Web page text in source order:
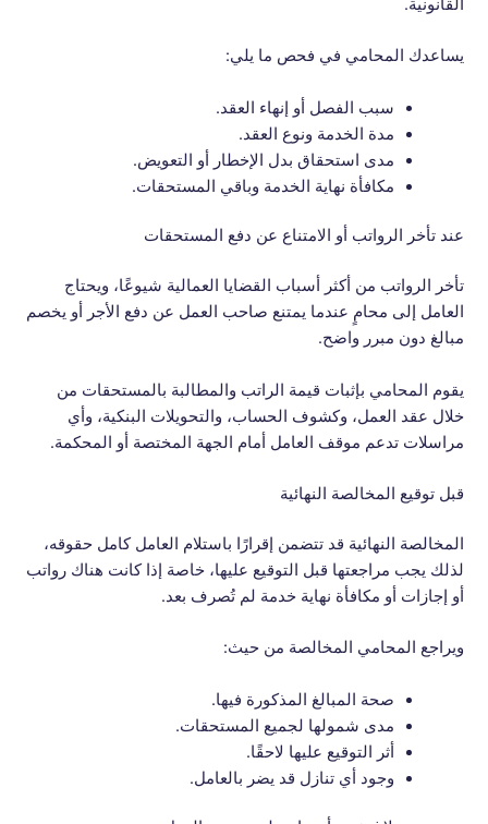
القانونية.
يساعدك المحامي في فحص ما يلي:
سبب الفصل أو إنهاء العقد.
مدة الخدمة ونوع العقد.
مدى استحقاق بدل الإخطار أو التعويض.
مكافأة نهاية الخدمة وباقي المستحقات.
عند تأخر الرواتب أو الامتناع عن دفع المستحقات
تأخر الرواتب من أكثر أسباب القضايا العمالية شيوعًا، ويحتاج
العامل إلى محامٍ عندما يمتنع صاحب العمل عن دفع الأجر أو يخصم
مبالغ دون مبرر واضح.
يقوم المحامي بإثبات قيمة الراتب والمطالبة بالمستحقات من
خلال عقد العمل، وكشوف الحساب، والتحويلات البنكية، وأي
مراسلات تدعم موقف العامل أمام الجهة المختصة أو المحكمة.
قبل توقيع المخالصة النهائية
المخالصة النهائية قد تتضمن إقرارًا باستلام العامل كامل حقوقه،
لذلك يجب مراجعتها قبل التوقيع عليها، خاصة إذا كانت هناك رواتب
أو إجازات أو مكافأة نهاية خدمة لم تُصرف بعد.
ويراجع المحامي المخالصة من حيث:
صحة المبالغ المذكورة فيها.
مدى شمولها لجميع المستحقات.
أثر التوقيع عليها لاحقًا.
وجود أي تنازل قد يضر بالعامل.